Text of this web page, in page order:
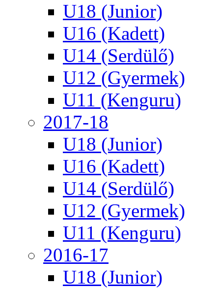
U18 (Junior)
U16 (Kadett)
U14 (Serdülő)
U12 (Gyermek)
U11 (Kenguru)
2017-18
U18 (Junior)
U16 (Kadett)
U14 (Serdülő)
U12 (Gyermek)
U11 (Kenguru)
2016-17
U18 (Junior)